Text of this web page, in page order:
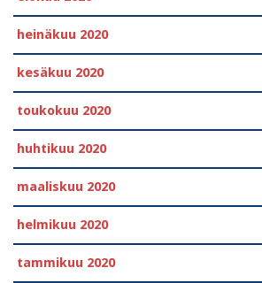
heinäkuu 2020
kesäkuu 2020
toukokuu 2020
huhtikuu 2020
maaliskuu 2020
helmikuu 2020
tammikuu 2020